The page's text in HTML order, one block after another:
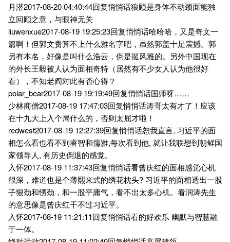
月潜2017-08-20 04:40:44回复悄悄话狼顾是身体不动颈面能独
立回顾之意，与眼神无关
liuwenxue2017-08-19 19:25:23回复悄悄话哈哈哈，又是奇文一
篇啊！但郭文贵算不上什么雅名字吧，虽然郭盖十足震撼。郭
另有本名，好像是叫什么浩云，倒是挺风雅的。另外中国现在
的外长王毅被人认为面相奇特（居然有不少女人认为他很好
看），不知老阎对此有否心得？
polar_bear2017-08-19 19:19:49回复悄悄话国师呀……
少林商僧2017-08-19 17:47:03回复悄悄话涛哥太有才了！应该
在十九大上入个局什么的，否则太屈才啦！
redwest2017-08-19 12:27:39回复悄悄话恕我直言, 习近平的面
相怎么看也看不到睿智和儒雅,每次看到他, 就让我联想到朝鲜国
家领导人, 有历史倒退的感觉。
入怀2017-08-19 11:37:43回复悄悄话看曾庆红的面相感觉心机
很深，难道也是个薄熙来式的绣花枕头? 习近平的面相透出一股
子狠劲和愣劲，和一股平庸气，看不出太多心机。看润涛先生
的意思像是曾庆红干不过习近平。
入怀2017-08-19 11:21:11回复悄悄话看的好欢乐 幽默与智慧融
于一体。